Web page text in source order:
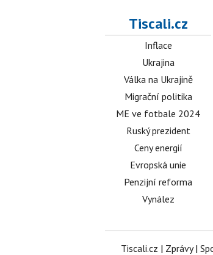
Tiscali.cz
Inflace
Ukrajina
Válka na Ukrajině
Migrační politika
ME ve fotbale 2024
Ruský prezident
Ceny energií
Evropská unie
Penzijní reforma
Vynález
Tiscali.cz | Zprávy|